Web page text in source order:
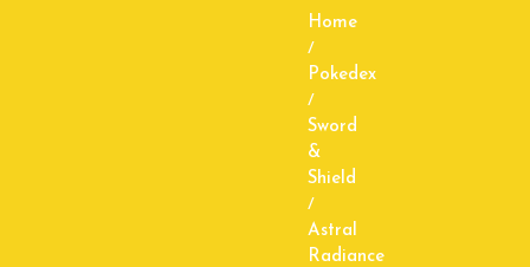
Home
/
Pokedex
/
Sword
&
Shield
/
Astral
Radiance